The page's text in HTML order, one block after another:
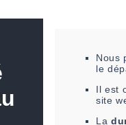
Nous
le
Il est
site
La